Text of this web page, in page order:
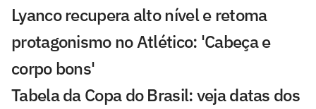
Lyanco recupera alto nível e retoma
protagonismo no Atlético: 'Cabeça e
corpo bons'
Tabela da Copa do Brasil: veja datas dos